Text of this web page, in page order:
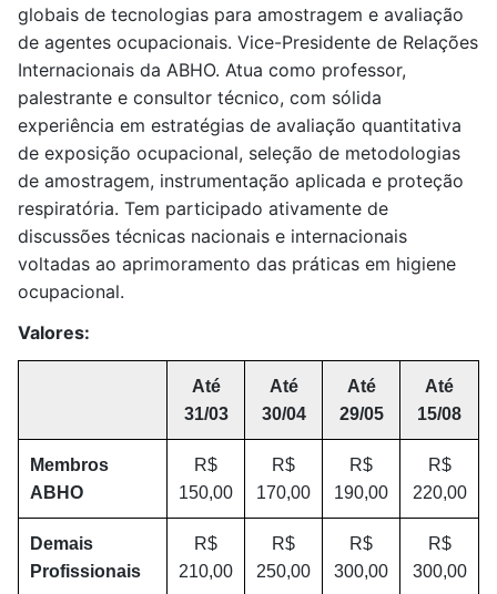
globais de tecnologias para amostragem e avaliação
de agentes ocupacionais. Vice-Presidente de Relações
Internacionais da ABHO. Atua como professor,
palestrante e consultor técnico, com sólida
experiência em estratégias de avaliação quantitativa
de exposição ocupacional, seleção de metodologias
de amostragem, instrumentação aplicada e proteção
respiratória. Tem participado ativamente de
discussões técnicas nacionais e internacionais
voltadas ao aprimoramento das práticas em higiene
ocupacional.
Valores:
Até
31/03
Até
30/04
Até
29/05
Até
15/08
Membros
ABHO
R$
150,00
R$
170,00
R$
190,00
R$
220,00
Demais
Profissionais
R$
210,00
R$
250,00
R$
300,00
R$
300,00